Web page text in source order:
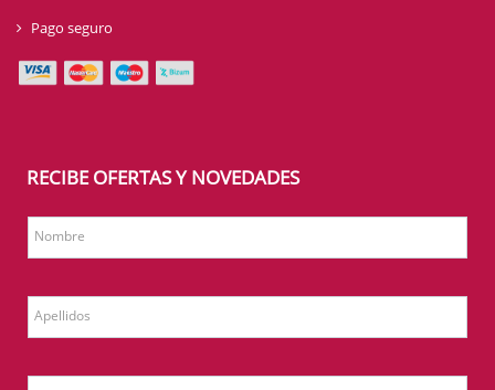
Pago seguro
RECIBE OFERTAS Y NOVEDADES
Nombre
Apellidos